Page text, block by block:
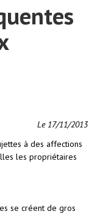
Le 17/11/2013
à des affections
les propriétaires
se créent de gros